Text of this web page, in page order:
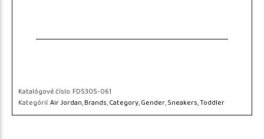
Katalógové číslo:FD5305-061
Kategórií:Air Jordan,Brands,Category,Gender,Sneakers,Toddler